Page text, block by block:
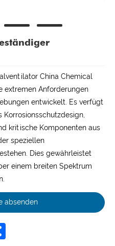
China Chemical
extremen Anforderungen
entwickelt. Es verfügt
Korrosionsschutzdesign,
kritische Komponenten aus
speziellen
Dies gewährleistet
einem breiten Spektrum
absenden